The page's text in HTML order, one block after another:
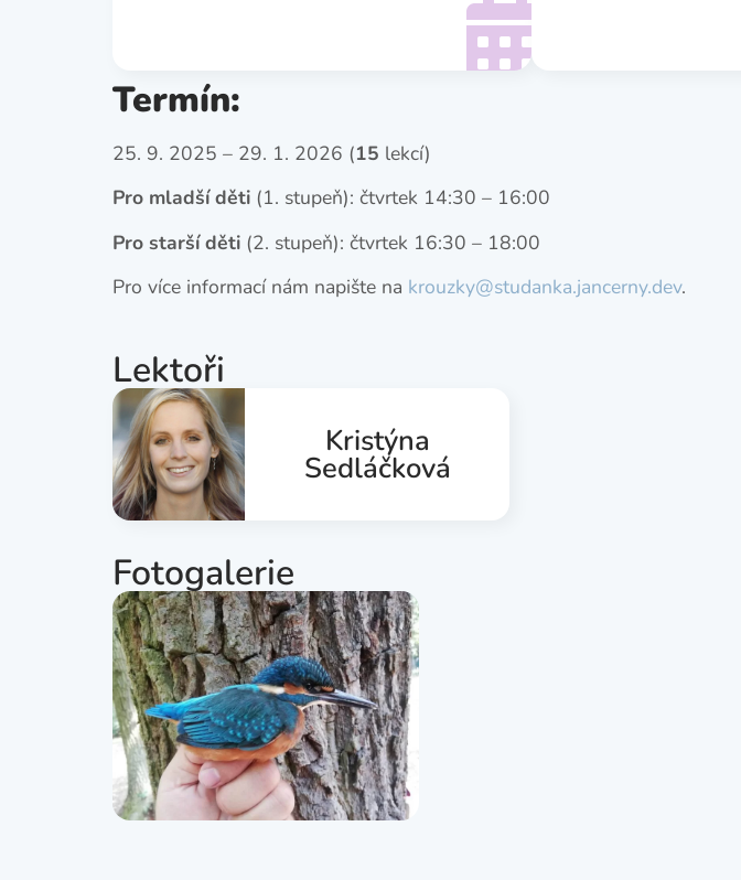
Termín:
25. 9. 2025 – 29. 1. 2026 (15 lekcí)
Pro mladší děti (1. stupeň): čtvrtek 14:30 – 16:00
Pro starší děti (2. stupeň): čtvrtek 16:30 – 18:00
Pro více informací nám napište na krouzky@studanka.jancerny.dev.
Lektoři
Kristýna
Sedláčková
Fotogalerie